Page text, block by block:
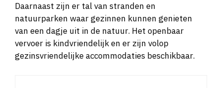
Daarnaast zijn er tal van stranden en
natuurparken waar gezinnen kunnen genieten
van een dagje uit in de natuur. Het openbaar
vervoer is kindvriendelijk en er zijn volop
gezinsvriendelijke accommodaties beschikbaar.